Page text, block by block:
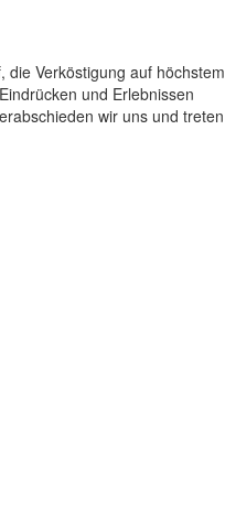
Verköstigung auf höchstem
und Erlebnissen
wir uns und treten